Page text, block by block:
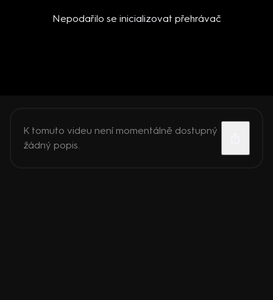
Nepodařilo se inicializovat přehrávač
K tomuto videu není momentálně dostupný
žádný popis.